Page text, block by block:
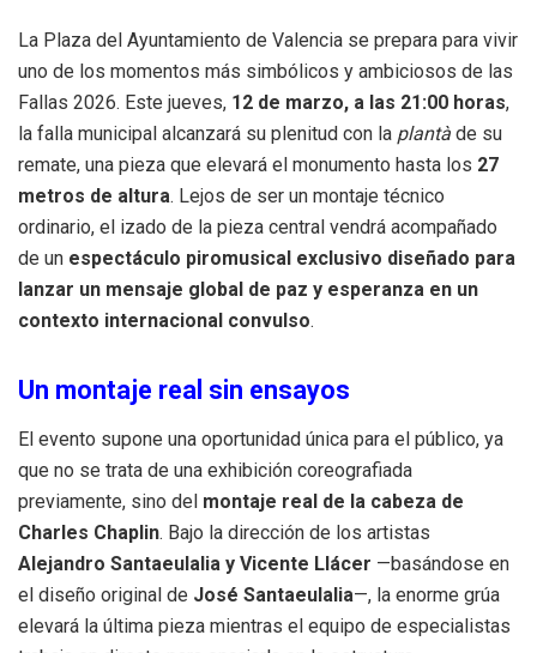
La Plaza del Ayuntamiento de Valencia se prepara para vivir
uno de los momentos más simbólicos y ambiciosos de las
Fallas 2026. Este jueves, 12 de marzo, a las 21:00 horas,
la falla municipal alcanzará su plenitud con la plantà de su
remate, una pieza que elevará el monumento hasta los 27
metros de altura. Lejos de ser un montaje técnico
ordinario, el izado de la pieza central vendrá acompañado
de un espectáculo piromusical exclusivo diseñado para
lanzar un mensaje global de paz y esperanza en un
contexto internacional convulso.
Un montaje real sin ensayos
El evento supone una oportunidad única para el público, ya
que no se trata de una exhibición coreografiada
previamente, sino del montaje real de la cabeza de
Charles Chaplin. Bajo la dirección de los artistas
Alejandro Santaeulalia y Vicente Llácer —basándose en
el diseño original de José Santaeulalia—, la enorme grúa
elevará la última pieza mientras el equipo de especialistas